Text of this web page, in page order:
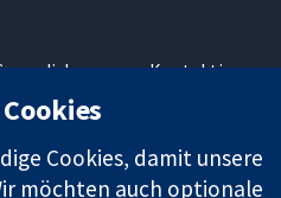
Kontaktieren
Pressestelle
Über uns
Cookies, damit unsere
möchten auch optionale